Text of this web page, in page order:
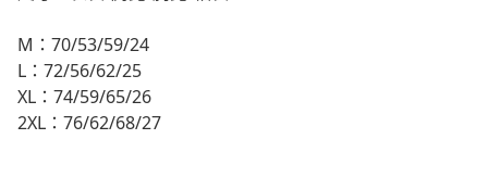
M：70/53/59/24
L：72/56/62/25
XL：74/59/65/26
2XL：76/62/68/27